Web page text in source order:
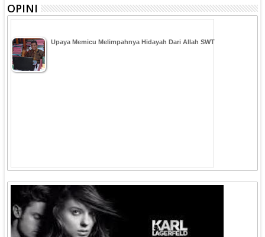
OPINI
Upaya Memicu Melimpahnya Hidayah Dari Allah SWT